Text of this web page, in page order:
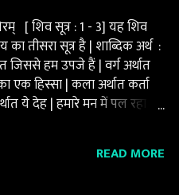
का अर्थ बड़ा गहरा है, हमारा
का स्रोत है| यह ज्ञान ही हमारा
अपने वशीभूत रखता है , और हम
हम स्वतन्त्र हैं | सांसारिक ज्ञान
का कोई भी ज्ञान शिव को
[ शिव सूत्र : 1 - 3] यह शिव
का तीसरा सूत्र है | शाब्दिक अर्थ :
जिससे हम उपजे हैं | वर्ग अर्थात
एक हिस्सा | कला अर्थात कर्ता
ये देह | हमारे मन में पल रहा
शब्द आने पर समाजिक वर्गों से
READ MORE